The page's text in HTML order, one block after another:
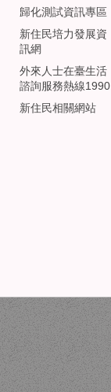
歸化測試資訊專區
新住民培力發展資
訊網
外來人士在臺生活
諮詢服務熱線1990
新住民相關網站